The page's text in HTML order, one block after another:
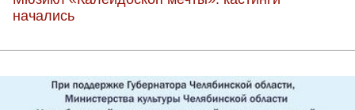
начались